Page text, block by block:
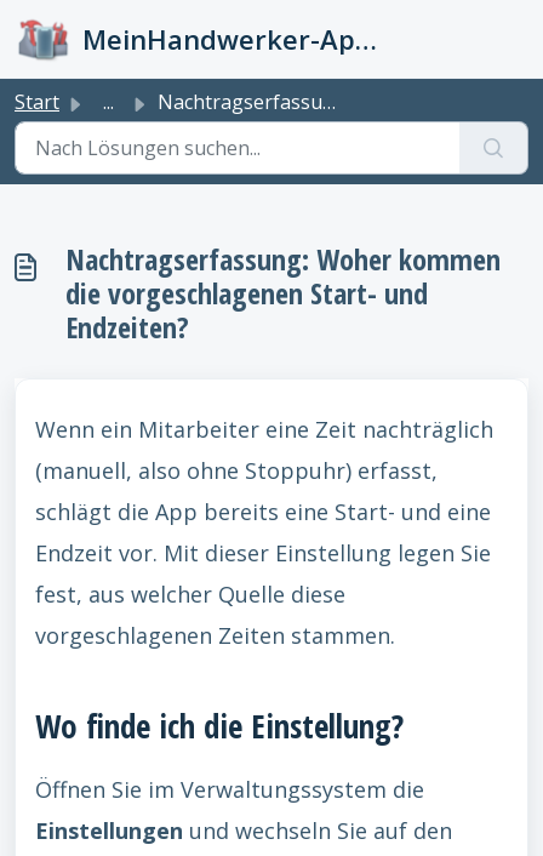
MeinHandwerker-App Info-Kiste
Start ... Nachtragserfassung: Woher kommen die vorgeschlagenen Star...
Nachtragserfassung: Woher kommen
die vorgeschlagenen Start- und
Endzeiten?
Wenn ein Mitarbeiter eine Zeit nachträglich
(manuell, also ohne Stoppuhr) erfasst,
schlägt die App bereits eine Start- und eine
Endzeit vor. Mit dieser Einstellung legen Sie
fest, aus welcher Quelle diese
vorgeschlagenen Zeiten stammen.
Wo finde ich die Einstellung?
Öffnen Sie im Verwaltungssystem die
Einstellungen und wechseln Sie auf den